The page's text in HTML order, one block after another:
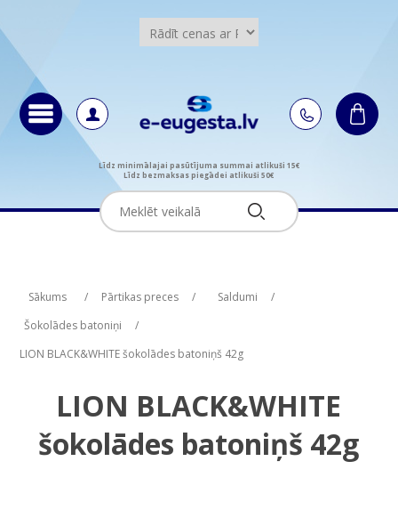
Līdz minimālajai pasūtījuma summai atlikuši 15€
Līdz bezmaksas piegādei atlikuši 50€
Sākums / Pārtikas preces / Saldumi
/
Šokolādes batoniņi
/
LION BLACK&WHITE šokolādes batoniņš 42g
LION BLACK&WHITE
šokolādes batoniņš 42g